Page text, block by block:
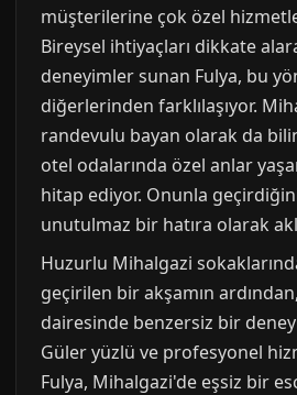
müşterilerine çok özel
Bireysel ihtiyaçları dikkate
deneyimler sunan Fulya, bu
diğerlerinden farklılaşıyor.
randevulu bayan olarak da
otel odalarında özel anlar
hitap ediyor. Onunla
unutulmaz bir hatıra olarak
Huzurlu Mihalgazi
geçirilen bir akşamın
dairesinde benzersiz bir
Güler yüzlü ve profesyonel
Fulya, Mihalgazi'de eşsiz bir